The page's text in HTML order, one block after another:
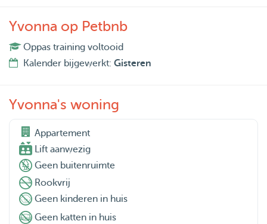
Yvonna op Petbnb
Oppas training voltooid
Kalender bijgewerkt: Gisteren
Yvonna's woning
Appartement
 Lift aanwezig
Geen buitenruimte
Rookvrij
Geen kinderen in huis
Geen katten in huis